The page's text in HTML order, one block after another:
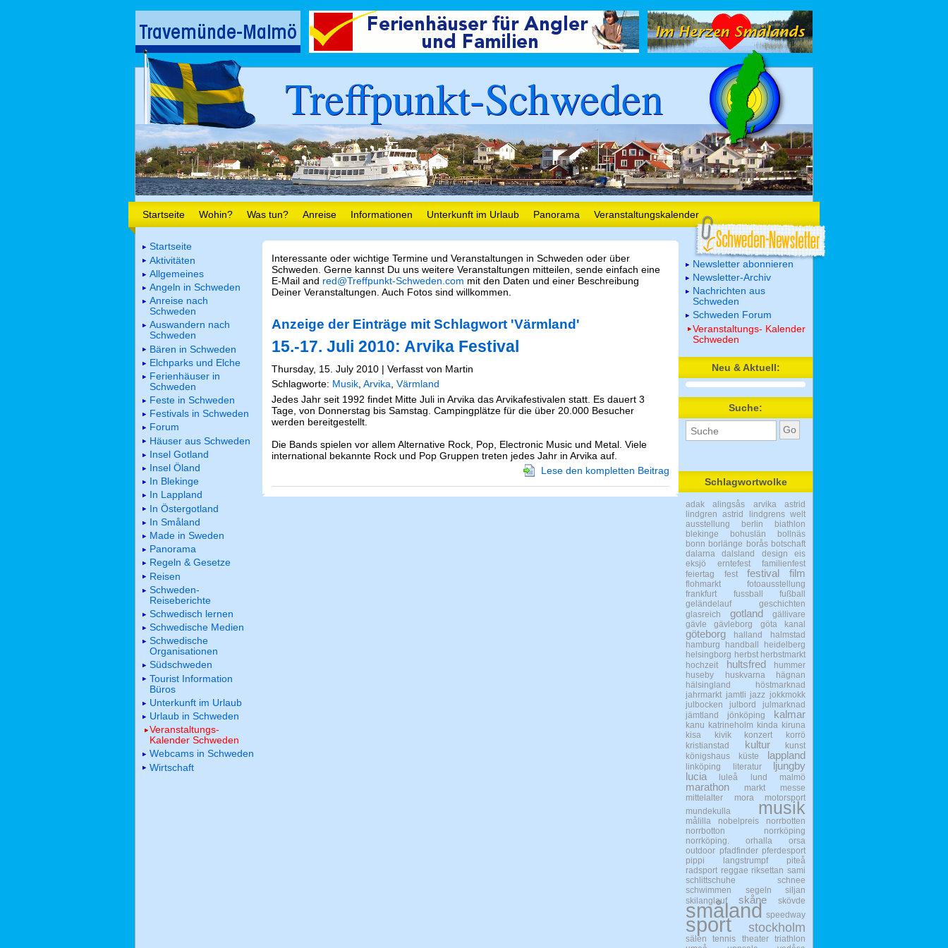
Treffpunkt-Schweden
Startseite Wohin? Was tun? Anreise Informationen Unterkunft im Urlaub Panorama Veranstaltungskalender
Interessante oder wichtige Termine und Veranstaltungen in Schweden oder über
Schweden. Gerne kannst Du uns weitere Veranstaltungen mitteilen, sende einfach eine
E-Mail and red@Treffpunkt-Schweden.com mit den Daten und einer Beschreibung
Deiner Veranstaltungen. Auch Fotos sind willkommen.
Anzeige der Einträge mit Schlagwort 'Värmland'
15.-17. Juli 2010: Arvika Festival
Thursday, 15. July 2010 | Verfasst von Martin
Schlagworte: Musik, Arvika, Värmland
Jedes Jahr seit 1992 findet Mitte Juli in Arvika das Arvikafestivalen statt. Es dauert 3
Tage, von Donnerstag bis Samstag. Campingplätze für die über 20.000 Besucher
werden bereitgestellt.
Die Bands spielen vor allem Alternative Rock, Pop, Electronic Music und Metal. Viele
international bekannte Rock und Pop Gruppen treten jedes Jahr in Arvika auf.
Lese den kompletten Beitrag
Startseite
Aktivitäten
Allgemeines
Angeln in Schweden
Anreise nach
Schweden
Auswandern nach
Schweden
Bären in Schweden
Elchparks und Elche
Ferienhäuser in
Schweden
Feste in Schweden
Festivals in Schweden
Forum
Häuser aus Schweden
Insel Gotland
Insel Öland
In Blekinge
In Lappland
In Östergotland
In Småland
Made in Sweden
Panorama
Regeln & Gesetze
Reisen
Schweden-
Reiseberichte
Schwedisch lernen
Schwedische Medien
Schwedische
Organisationen
Südschweden
Tourist Information
Büros
Unterkunft im Urlaub
Urlaub in Schweden
Veranstaltungs-
Kalender Schweden
Webcams in Schweden
Wirtschaft
Newsletter abonnieren
Newsletter-Archiv
Nachrichten aus
Schweden
Schweden Forum
Veranstaltungs- Kalender
Schweden
Neu & Aktuell:
Suche:
Schlagwortwolke
adak alingsås arvika
astrid
lindgren
astrid lindgrens welt
ausstellung
berlin
biathlon
blekinge
bohuslän
bollnäs
bonn borlänge borås botschaft
dalarna
dalsland design
eis
eksjö
erntefest
familienfest
feiertag
fest festival film
flohmarkt
fotoausstellung
frankfurt
fussball
fußball
geländelauf
geschichten
glasreich
gotland
gällivare
gävle
gävleborg göta kanal
göteborg halland
halmstad
hamburg
handball
heidelberg
helsingborg herbst herbstmarkt
hochzeit
hultsfred
hummer
huseby
huskvarna
hägnan
hälsingland
höstmarknad
jahrmarkt jamtli jazz jokkmokk
julbocken
julbord
julmarknad
jämtland
jönköping kalmar
kanu katrineholm kinda
kiruna
kisa
kivik konzert
korrö
kristianstad
kultur
kunst
königshaus
küste lappland
linköping literatur
ljungby
lucia
luleå lund malmö
marathon markt
messe
mittelalter
mora
motorsport
mundekulla
musik
målilla nobelpreis
norrbotten
norrbotton
norrköping
norrköping.
orhalla
orsa
outdoor pfadfinder pferdesport
pippi langstrumpf
piteå
radsport reggae riksettan sami
schlittschuhe
schnee
schwimmen
segeln
siljan
skilanglauf
skåne skövde
småland speedway
sport stockholm
sälen tennis theater
triathlon